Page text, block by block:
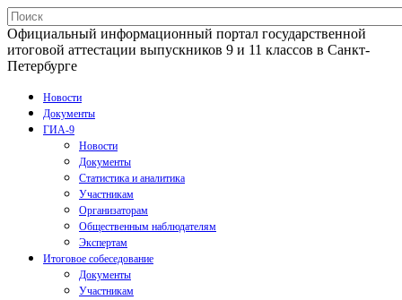
Официальный информационный портал государственной
итоговой аттестации выпускников 9 и 11 классов в Санкт-
Петербурге
Новости
Документы
ГИА-9
Новости
Документы
Статистика и аналитика
Участникам
Организаторам
Общественным наблюдателям
Экспертам
Итоговое собеседование
Документы
Участникам